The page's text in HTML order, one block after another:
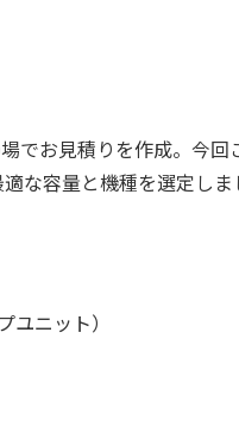
でお見積りを作成。今
な容量と機種を選定しま
ニット）